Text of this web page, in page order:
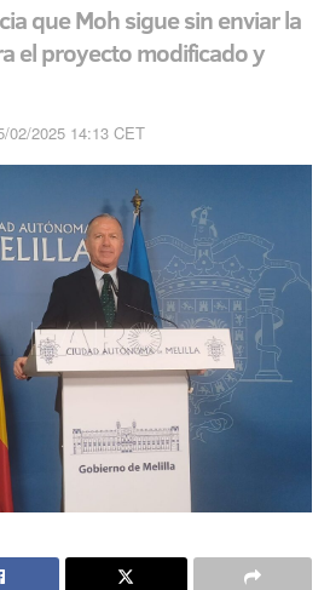
que Moh sigue sin enviar la
el proyecto modificado y
02/2025 14:13 CET